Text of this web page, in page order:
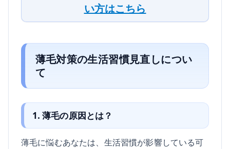
い方はこちら
薄毛対策の生活習慣見直しについ
て
1. 薄毛の原因とは？
薄毛に悩むあなたは、生活習慣が影響している可